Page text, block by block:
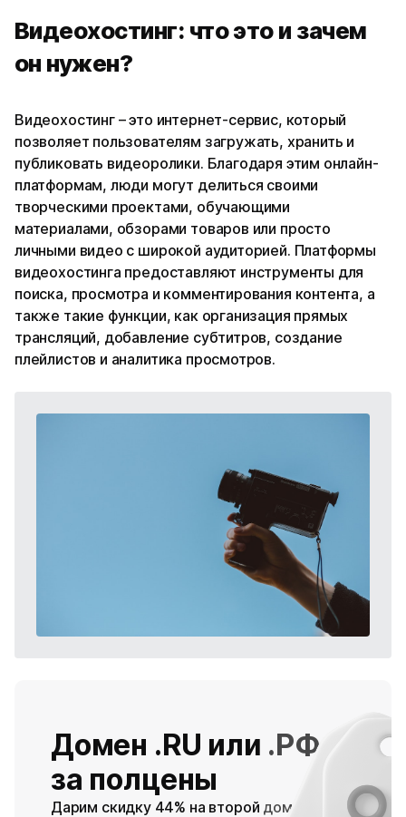
Видеохостинг: что это и зачем
он нужен?
Видеохостинг – это интернет-сервис, который
позволяет пользователям загружать, хранить и
публиковать видеоролики. Благодаря этим онлайн-
платформам, люди могут делиться своими
творческими проектами, обучающими
материалами, обзорами товаров или просто
личными видео с широкой аудиторией. Платформы
видеохостинга предоставляют инструменты для
поиска, просмотра и комментирования контента, а
также такие функции, как организация прямых
трансляций, добавление субтитров, создание
плейлистов и аналитика просмотров.
Домен .RU или .РФ
за полцены
Дарим скидку 44% на второй домен при покупке